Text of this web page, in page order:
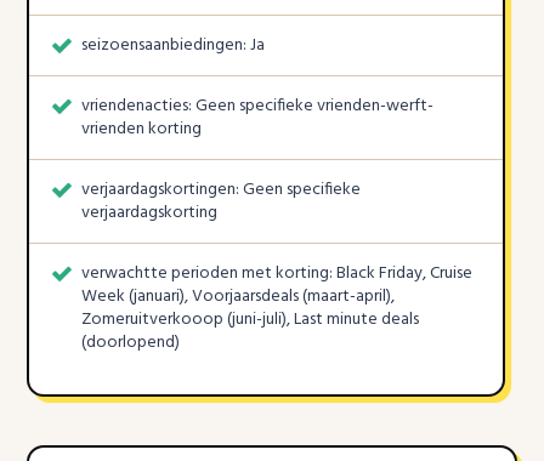
seizoensaanbiedingen: Ja
vriendenacties: Geen specifieke vrienden-werft-
vrienden korting
verjaardagskortingen: Geen specifieke
verjaardagskorting
verwachtte perioden met korting: Black Friday, Cruise
Week (januari), Voorjaarsdeals (maart-april),
Zomeruitverkooop (juni-juli), Last minute deals
(doorlopend)